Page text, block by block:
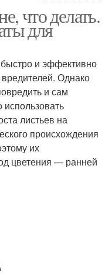
Огневка на красной
Листы на смородине
Черная смородина
в начале
что делать.
для
и эффективно
Однако
и сам
листьев на
происхождения
их
цветения — ранней